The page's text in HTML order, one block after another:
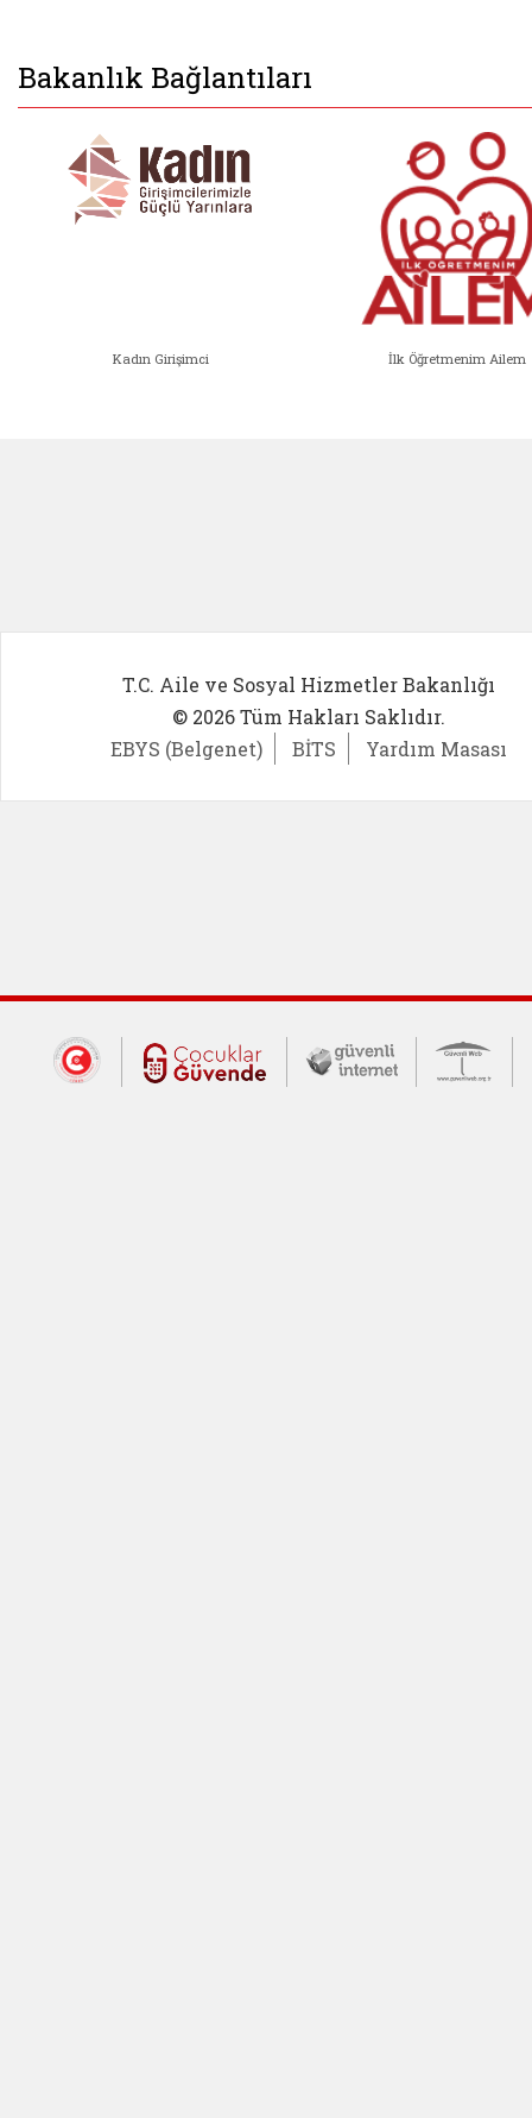
Bakanlık Bağlantıları
Kadın Girişimci İlk Öğretmenim Ailem
T.C. Aile ve Sosyal Hizmetler Bakanlığı
© 2026 Tüm Hakları Saklıdır.
EBYS (Belgenet)
BİTS Yardım Masası
Dış Bağlantılar
Cumhurbaşkanlığı İletişim Merkezi
Çocuklar Güvende (yeni
Güvenli